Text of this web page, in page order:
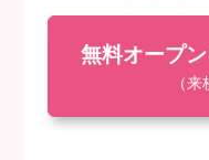
無料オープ
（